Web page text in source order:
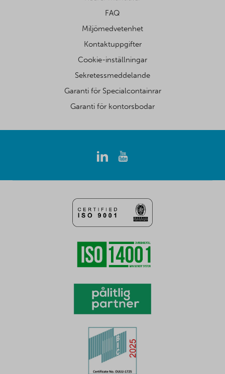
FAQ
Miljömedvetenhet
Kontaktuppgifter
Cookie-inställningar
Sekretessmeddelande
Garanti för Specialcontainrar
Garanti för kontorsbodar